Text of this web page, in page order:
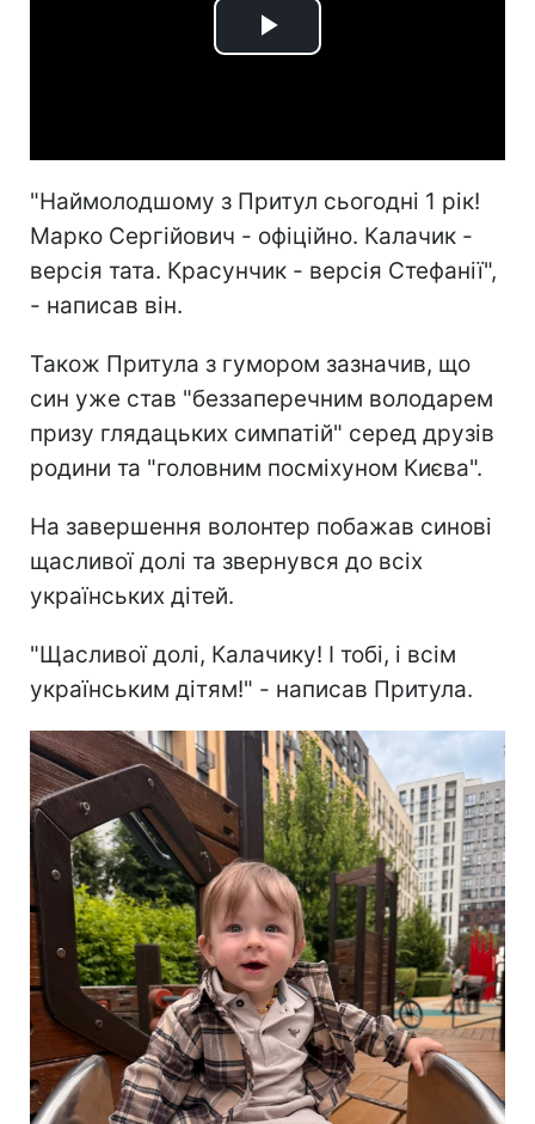
Play
"Наймолодшому з Притул сьогодні 1 рік!
Марко Сергійович - офіційно. Калачик -
версія тата. Красунчик - версія Стефанії",
- написав він.
Також Притула з гумором зазначив, що
син уже став "беззаперечним володарем
призу глядацьких симпатій" серед друзів
родини та "головним посміхуном Києва".
На завершення волонтер побажав синові
щасливої долі та звернувся до всіх
українських дітей.
"Щасливої долі, Калачику! І тобі, і всім
українським дітям!" - написав Притула.